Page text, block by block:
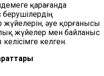
қарағанда
жүйелерін, әуе қорғанысы
жүйелер мен байланыс
келген.